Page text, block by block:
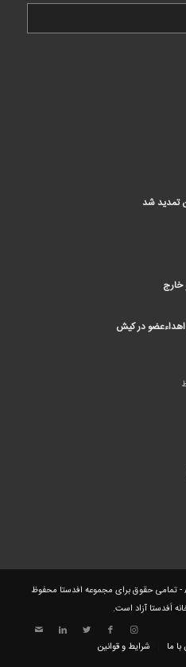
خارج
اهداء‌عضو در کیش
© 2023 | 2004 All Rights Reserved - تمامی حقوق برای مجموعه افدستا محفوظ
اَفدستا آزاد است.
ما شرایط و قوانین